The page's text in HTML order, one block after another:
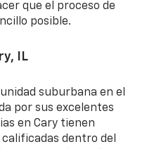
que el proceso de
posible.
IL
suburbana en el
por sus excelentes
en Cary tienen
dentro del